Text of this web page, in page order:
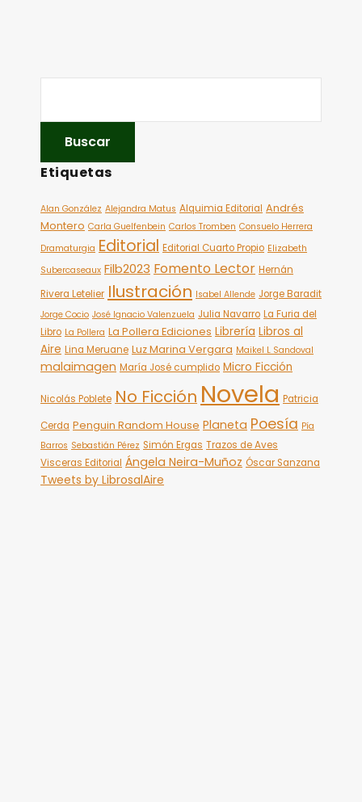
Etiquetas
Alan González Alejandra Matus Alquimia Editorial Andrés
Montero Carla Guelfenbein Carlos Tromben Consuelo Herrera
Dramaturgia Editorial Editorial Cuarto Propio Elizabeth
Subercaseaux Filb2023 Fomento Lector Hernán
Rivera Letelier Ilustración Isabel Allende Jorge Baradit
Jorge Cocio José Ignacio Valenzuela Julia Navarro La Furia del
Libro La Pollera La Pollera Ediciones Librería Libros al
Aire Lina Meruane Luz Marina Vergara Maikel L Sandoval
malaimagen María José cumplido Micro Ficción
Nicolás Poblete No Ficción Novela Patricia
Cerda Penguin Random House Planeta Poesía Pía
Barros Sebastián Pérez Simón Ergas Trazos de Aves
Visceras Editorial Ángela Neira-Muñoz Óscar Sanzana
Tweets by LibrosalAire